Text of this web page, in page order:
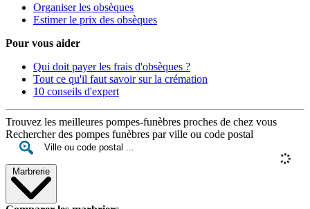
Organiser les obsèques
Estimer le prix des obsèques
Pour vous aider
Qui doit payer les frais d'obsèques ?
Tout ce qu'il faut savoir sur la crémation
10 conseils d'expert
Trouvez les meilleures pompes-funèbres proches de chez vous
Rechercher des pompes funèbres par ville ou code postal
Marbrerie